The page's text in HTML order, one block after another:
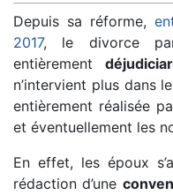
Depuis sa réforme,
2017, le divorce par
entièrement
n’intervient plus dans
entièrement réalisée
et éventuellement les
En effet, les époux
rédaction d’une